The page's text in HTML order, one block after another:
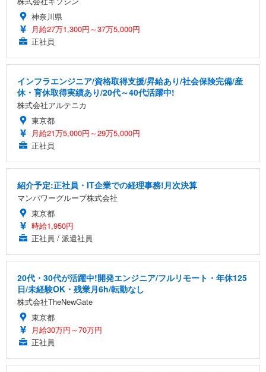
神奈川県
月給27万1,300円～37万5,000円
正社員
インフラエンジニア/資格取得支援/昇給あり/社会保険完備/産
休・育休取得実績あり/20代～40代活躍中!
株式会社アルテニカ
東京都
月給21万5,000円～29万5,000円
正社員
紹介予定:正社員・IT企業での経理事務!月次決算
マンパワーグループ株式会社
東京都
時給1,950円
正社員 / 派遣社員
20代・30代が活躍中!開発エンジニア/フルリモート・年休125
日/未経験OK・残業月6h/転勤なし
株式会社TheNewGate
東京都
月給30万円～70万円
正社員